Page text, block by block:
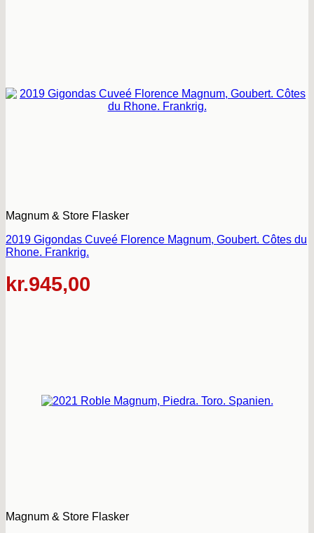
Magnum & Store Flasker
2019 Gigondas Cuveé Florence Magnum, Goubert. Côtes du
Rhone. Frankrig.
kr.945,00
Magnum & Store Flasker